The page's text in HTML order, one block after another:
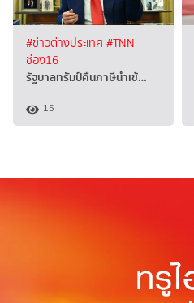
#ข่าวต่างประเทศ #TNN
ช่อง16
รัฐบาลทรัมป์คืนภาษีนำเข้…
15